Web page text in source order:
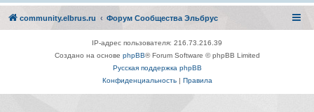
community.elbrus.ru Форум Сообщества Эльбрус
IP-адрес пользователя: 216.73.216.39
Создано на основе phpBB® Forum Software © phpBB Limited
Русская поддержка phpBB
Конфиденциальность| Правила